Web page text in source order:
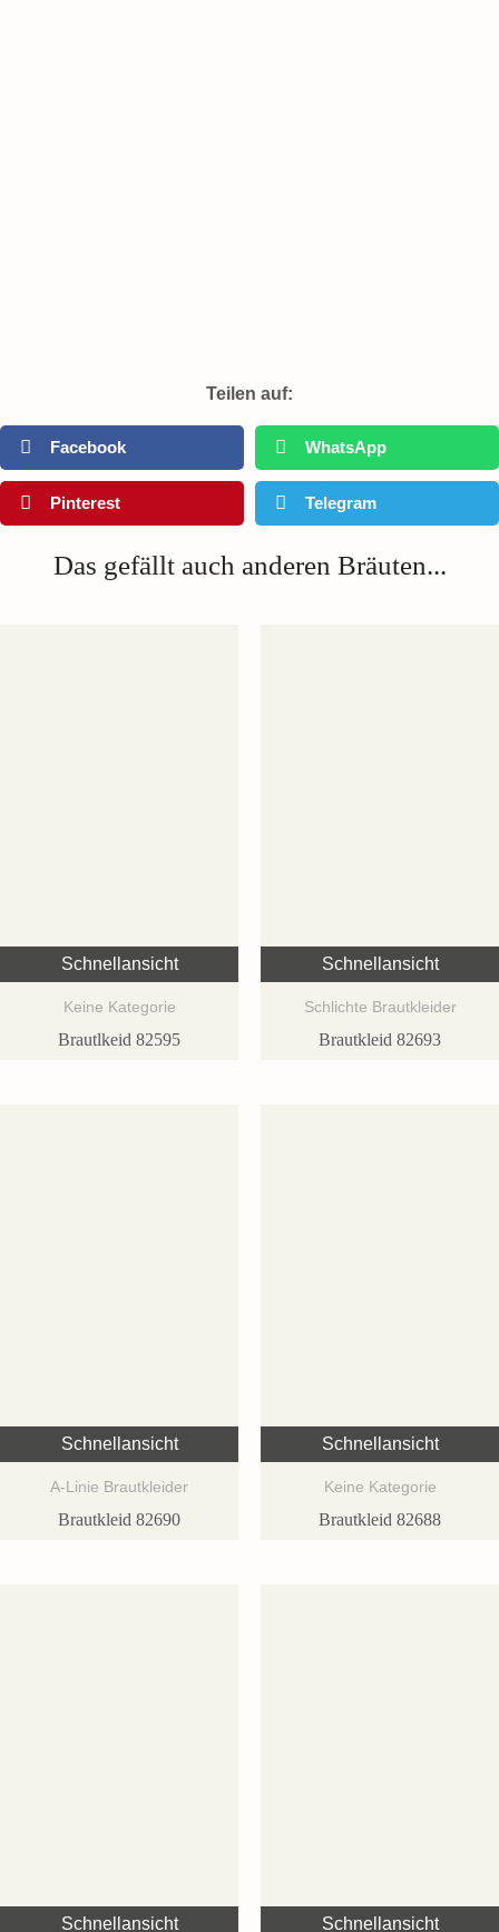
Teilen auf:
Facebook WhatsApp
Pinterest Telegram
Das gefällt auch anderen Bräuten...
Schnellansicht
Keine Kategorie
Brautlkeid 82595
Schnellansicht
Schlichte Brautkleider
Brautkleid 82693
Schnellansicht
A-Linie Brautkleider
Brautkleid 82690
Schnellansicht
Keine Kategorie
Brautkleid 82688
Schnellansicht Schnellansicht